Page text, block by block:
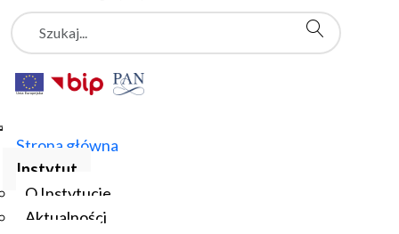
Szukaj
Strona główna
Instytut
O Instytucie
Aktualności